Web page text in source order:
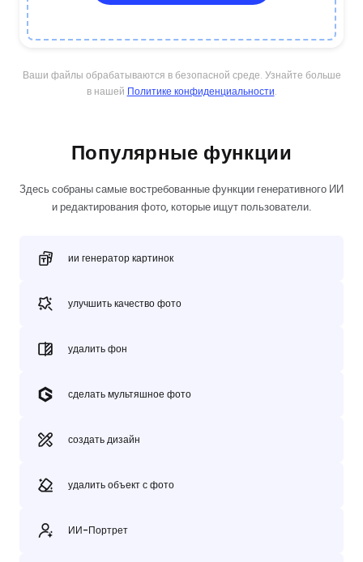
Ваши файлы обрабатываются в безопасной среде. Узнайте больше
в нашей Политике конфиденциальности.
Популярные функции
Здесь собраны самые востребованные функции генеративного ИИ
и редактирования фото, которые ищут пользователи.
ии генератор картинок
улучшить качество фото
удалить фон
сделать мультяшное фото
создать дизайн
удалить объект с фото
ИИ-Портрет